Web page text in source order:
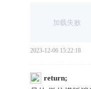
加载失败
2023-12-06 15:22:18
return;